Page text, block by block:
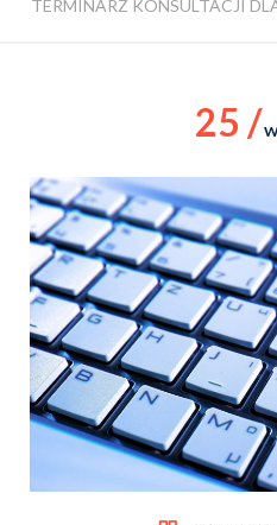
TERMINARZ KONSULTACJI
25 /